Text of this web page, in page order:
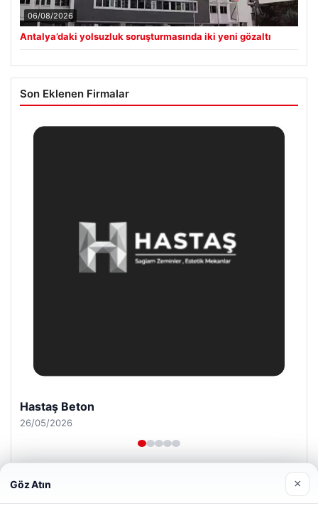
06/08/2026
Antalya’daki yolsuzluk soruşturmasında iki yeni gözaltı
Son Eklenen Firmalar
Enes Kaplan Avukatlık Bürosu
28/04/2026
Göz Atın ×